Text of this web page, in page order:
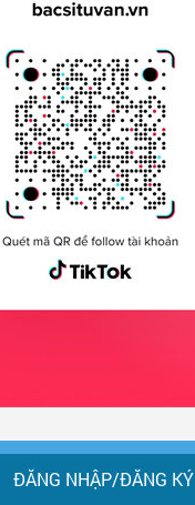
ĐĂNG NHẬP/ĐĂNG KÝ